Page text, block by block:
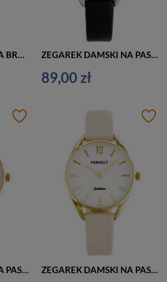
ZEGAREK DAMSKI NA BRANSOLECIE CASUAL PERFECT F346-5 (zp960c) ZEGAREK DAMSKI NA PASKU KLASYCZNY PERFECT E347 (zp954f)
89,00 zł